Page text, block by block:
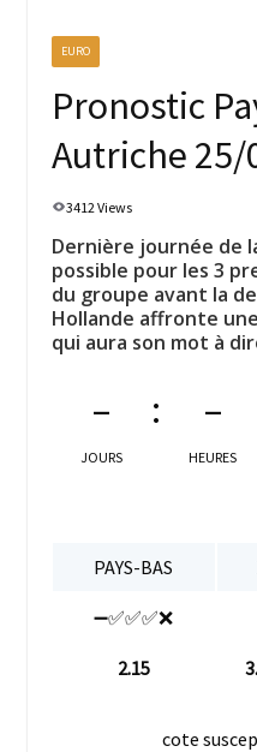
EURO
Pronostic
Autriche 25/
3412 Views
Dernière journée de
possible pour les 3
du groupe avant la
Hollande affronte
qui aura son mot à
–
JOURS
–
HEURES
PAYS-BAS
➖✅✅✅❌
2.15
cote